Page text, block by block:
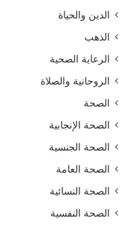
الدين والحياة
الذهب
الرعاية الصحية
الروحانية والصلاة
الصحة
الصحة الإنجابية
الصحة الجنسية
الصحة العامة
الصحة النسائية
الصحة النفسية